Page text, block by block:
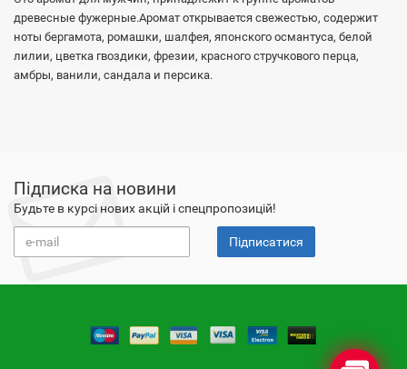
древесные фужерные.Аромат открывается свежестью, содержит
ноты бергамота, ромашки, шалфея, японского османтуса, белой
лилии, цветка гвоздики, фрезии, красного стручкового перца,
амбры, ванили, сандала и персика.
Підписка на новини
Будьте в курсі нових акцій і спецпропозицій!
Підписатися